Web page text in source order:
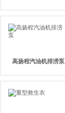
高扬程汽油机排涝泵